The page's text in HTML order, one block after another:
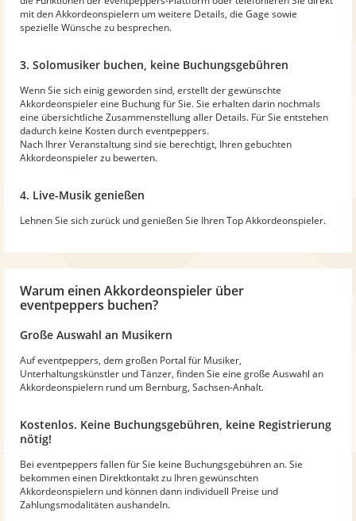
mit den Akkordeonspielern um weitere Details, die Gage sowie
spezielle Wünsche zu besprechen.
3. Solomusiker buchen, keine Buchungsgebühren
Wenn Sie sich einig geworden sind, erstellt der gewünschte
Akkordeonspieler eine Buchung für Sie. Sie erhalten darin nochmals
eine übersichtliche Zusammenstellung aller Details. Für Sie entstehen
dadurch keine Kosten durch eventpeppers.
Nach Ihrer Veranstaltung sind sie berechtigt, Ihren gebuchten
Akkordeonspieler zu bewerten.
4. Live-Musik genießen
Lehnen Sie sich zurück und genießen Sie Ihren Top Akkordeonspieler.
Warum einen Akkordeonspieler über
eventpeppers buchen?
Große Auswahl an Musikern
Auf eventpeppers, dem großen Portal für Musiker,
Unterhaltungskünstler und Tänzer, finden Sie eine große Auswahl an
Akkordeonspielern rund um Bernburg, Sachsen-Anhalt.
Kostenlos. Keine Buchungsgebühren, keine Registrierung
nötig!
Bei eventpeppers fallen für Sie keine Buchungsgebühren an. Sie
bekommen einen Direktkontakt zu Ihren gewünschten
Akkordeonspielern und können dann individuell Preise und
Zahlungsmodalitäten aushandeln.